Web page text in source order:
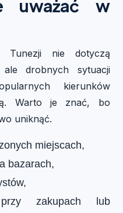
uważać w
Tunezji nie dotyczą
ale drobnych sytuacji
kierunków
Warto je znać, bo
uniknąć.
miejscach,
bazarach,
zakupach lub